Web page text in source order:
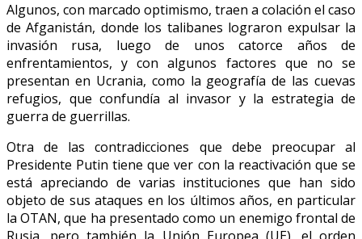
Algunos, con marcado optimismo, traen a colación el caso
de Afganistán, donde los talibanes lograron expulsar la
invasión rusa, luego de unos catorce años de
enfrentamientos, y con algunos factores que no se
presentan en Ucrania, como la geografía de las cuevas
refugios, que confundía al invasor y la estrategia de
guerra de guerrillas.
Otra de las contradicciones que debe preocupar al
Presidente Putin tiene que ver con la reactivación que se
está apreciando de varias instituciones que han sido
objeto de sus ataques en los últimos años, en particular
la OTAN, que ha presentado como un enemigo frontal de